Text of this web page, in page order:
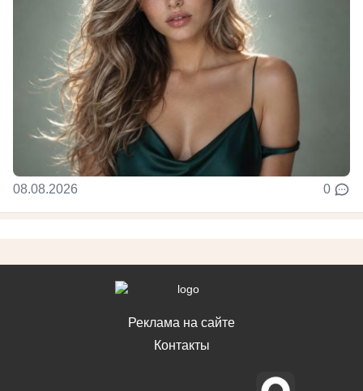
08.08.2026 0
Реклама на сайте
Контакты